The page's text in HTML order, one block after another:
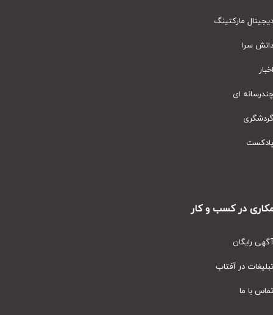
مارکتینگ
سرا
ای
در کسب و کار
رایگان
در آفتاب
با ما